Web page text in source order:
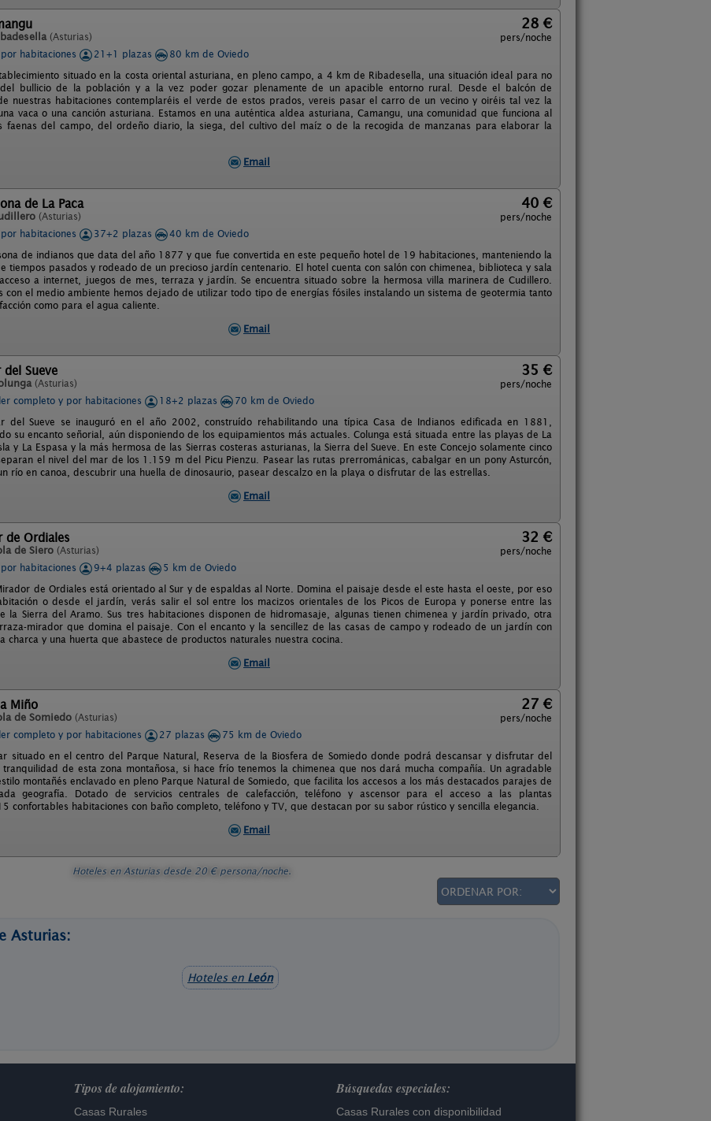
(Asturias)
28 €
pers/noche
habitaciones
21+1 plazas
80 km de Oviedo
situado en la costa oriental asturiana, en pleno campo, a 4 km de Ribadesella, una situación ideal para no
bullicio de la población y a la vez poder gozar plenamente de un apacible entorno rural. Desde el balcón de
nuestras habitaciones contemplaréis el verde de estos prados, vereis pasar el carro de un vecino y oiréis tal vez la
vaca o una canción asturiana. Estamos en una auténtica aldea asturiana, Camangu, una comunidad que funciona al
faenas del campo, del ordeño diario, la siega, del cultivo del maíz o de la recogida de manzanas para elaborar la
Email
de La Paca
(Asturias)
40 €
pers/noche
habitaciones
37+2 plazas
40 km de Oviedo
de indianos que data del año 1877 y que fue convertida en este pequeño hotel de 19 habitaciones, manteniendo la
tiempos pasados y rodeado de un precioso jardín centenario. El hotel cuenta con salón con chimenea, biblioteca y sala
a internet, juegos de mes, terraza y jardín. Se encuentra situado sobre la hermosa villa marinera de Cudillero.
con el medio ambiente hemos dejado de utilizar todo tipo de energías fósiles instalando un sistema de geotermia tanto
como para el agua caliente.
Email
Sueve
(Asturias)
35 €
pers/noche
completo y por habitaciones
18+2 plazas
70 km de Oviedo
del Sueve se inauguró en el año 2002, construído rehabilitando una típica Casa de Indianos edificada en 1881,
su encanto señorial, aún disponiendo de los equipamientos más actuales. Colunga está situada entre las playas de La
y La Espasa y la más hermosa de las Sierras costeras asturianas, la Sierra del Sueve. En este Concejo solamente cinco
el nivel del mar de los 1.159 m del Picu Pienzu. Pasear las rutas prerrománicas, cabalgar en un pony Asturcón,
río en canoa, descubrir una huella de dinosaurio, pasear descalzo en la playa o disfrutar de las estrellas.
Email
de Ordiales
de Siero (Asturias)
32 €
pers/noche
habitaciones
9+4 plazas
5 km de Oviedo
de Ordiales está orientado al Sur y de espaldas al Norte. Domina el paisaje desde el este hasta el oeste, por eso
o desde el jardín, verás salir el sol entre los macizos orientales de los Picos de Europa y ponerse entre las
la Sierra del Aramo. Sus tres habitaciones disponen de hidromasaje, algunas tienen chimenea y jardín privado, otra
mirador que domina el paisaje. Con el encanto y la sencillez de las casas de campo y rodeado de un jardín con
charca y una huerta que abastece de productos naturales nuestra cocina.
Email
Miño
de Somiedo (Asturias)
27 €
pers/noche
completo y por habitaciones
27 plazas
75 km de Oviedo
situado en el centro del Parque Natural, Reserva de la Biosfera de Somiedo donde podrá descansar y disfrutar del
tranquilidad de esta zona montañosa, si hace frío tenemos la chimenea que nos dará mucha compañía. Un agradable
montañés enclavado en pleno Parque Natural de Somiedo, que facilita los accesos a los más destacados parajes de
geografía. Dotado de servicios centrales de calefacción, teléfono y ascensor para el acceso a las plantas
confortables habitaciones con baño completo, teléfono y TV, que destacan por su sabor rústico y sencilla elegancia.
Email
Hoteles en Asturias desde 20 € persona/noche.
Asturias:
Hoteles en León
Tipos de alojamiento:
Casas Rurales
Búsquedas especiales:
Casas Rurales con disponibilidad